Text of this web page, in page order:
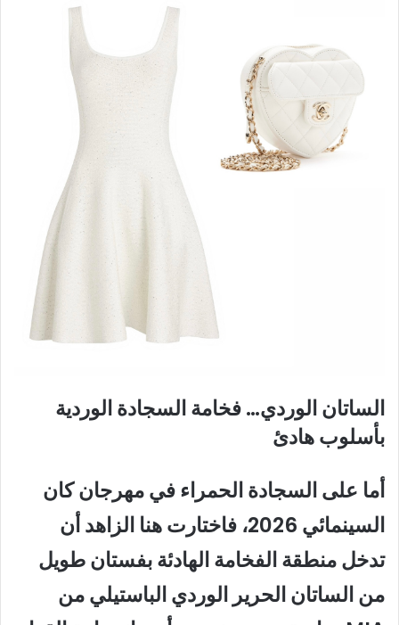
الساتان الوردي… فخامة السجادة الوردية
بأسلوب هادئ
أما على السجادة الحمراء في مهرجان كان
السينمائي 2026، فاختارت هنا الزاهد أن
تدخل منطقة الفخامة الهادئة بفستان طويل
من الساتان الحرير الوردي الباستيلي من